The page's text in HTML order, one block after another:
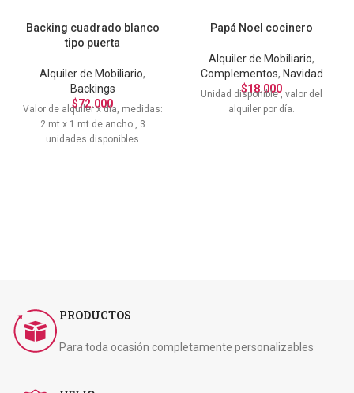
Backing cuadrado blanco
tipo puerta
Alquiler de Mobiliario,
Backings
$72.000
Valor de alquiler x día, medidas:
2 mt x 1 mt de ancho , 3
unidades disponibles
Papá Noel cocinero
Alquiler de Mobiliario,
Complementos, Navidad
$18.000
Unidad disponible , valor del
alquiler por día.
PRODUCTOS
Para toda ocasión completamente personalizables